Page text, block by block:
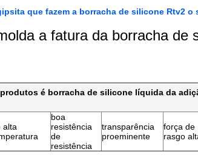
que fazem a borracha de silicone Rtv2
a fatura da borracha de
é borracha de silicone líquida da
alta
boa
resistência
de
resistência
transparência
proeminente
força de
rasgo